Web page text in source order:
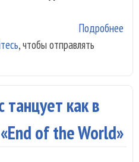
Подробнее
, чтобы отправлять
как в
of the World»